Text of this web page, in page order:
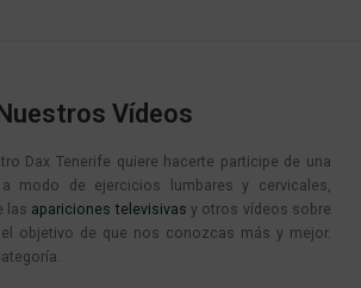
Vídeos
Dax Tenerife quiere hacerte participe de una
modo de ejercicios lumbares y cervicales,
las apariciones televisivas y otros vídeos sobre
objetivo de que nos conozcas más y mejor.